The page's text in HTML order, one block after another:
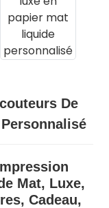
De
Mat, Luxe,
Cadeau,